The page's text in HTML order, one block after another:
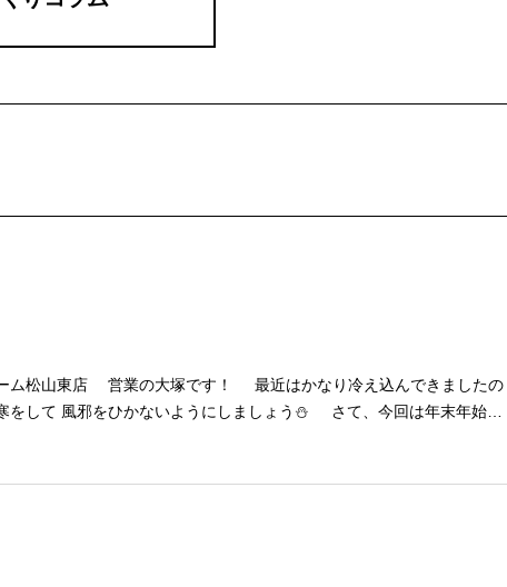
大塚です！ 最近はかなり冷え込んできましたの
をひかないようにしましょう⛄ さて、今回は年末年始で
い♪ 詳しくはイベント情報をご覧ください✨ ↓